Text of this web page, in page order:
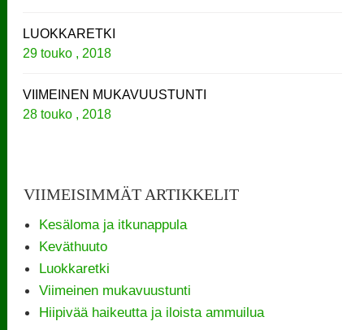
LUOKKARETKI
29 touko , 2018
VIIMEINEN MUKAVUUSTUNTI
28 touko , 2018
VIIMEISIMMÄT ARTIKKELIT
Kesäloma ja itkunappula
Keväthuuto
Luokkaretki
Viimeinen mukavuustunti
Hiipivää haikeutta ja iloista ammuilua